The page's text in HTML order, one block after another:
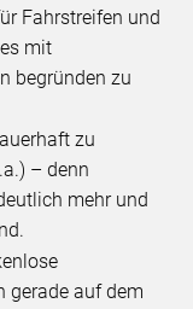
Fahrstreifen und
mit
begründen zu
zu
– denn
mehr und
gerade auf dem